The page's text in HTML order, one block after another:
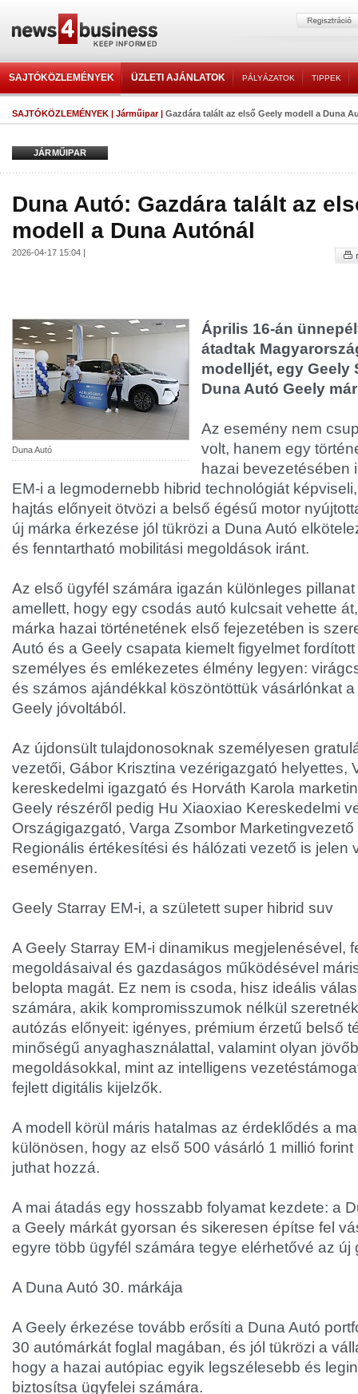
SAJTÓKÖZLEMÉNYEK ÜZLETI AJÁNLATOK PÁLYÁZATOK TIPPEK
SAJTÓKÖZLEMÉNYEK | Járműipar| Gazdára talált az első Geely modell a Duna
JÁRMŰIPAR
Duna Autó: Gazdára talált az
modell a Duna Autónál
2026-04-17 15:04 |
Duna Autó
Április 16-án
átadtak
modelljét, egy Geely
Duna Autó Geely
Az esemény nem
volt, hanem egy
hazai bevezetésében
EM-i a legmodernebb hibrid technológiát
hajtás előnyeit ötvözi a belső égésű motor
új márka érkezése jól tükrözi a Duna Autó
és fenntartható mobilitási megoldások iránt.
Az első ügyfél számára igazán különleges
amellett, hogy egy csodás autó kulcsait vehette
márka hazai történetének első fejezetében is
Autó és a Geely csapata kiemelt figyelmet
személyes és emlékezetes élmény legyen:
és számos ajándékkal köszöntöttük vásárlónkat
Geely jóvoltából.
Az újdonsült tulajdonosoknak személyesen
vezetői, Gábor Krisztina vezérigazgató helyettes,
kereskedelmi igazgató és Horváth Karola
Geely részéről pedig Hu Xiaoxiao Kereskedelmi
Országigazgató, Varga Zsombor
Regionális értékesítési és hálózati vezető is jelen
eseményen.
Geely Starray EM-i, a született super hibrid suv
A Geely Starray EM-i dinamikus megjelenésével,
megoldásaival és gazdaságos működésével
belopta magát. Ez nem is csoda, hisz ideális
számára, akik kompromisszumok nélkül
autózás előnyeit: igényes, prémium érzetű belső
minőségű anyaghasználattal, valamint olyan
megoldásokkal, mint az intelligens
fejlett digitális kijelzők.
A modell körül máris hatalmas az érdeklődés a
különösen, hogy az első 500 vásárló 1 millió
juthat hozzá.
A mai átadás egy hosszabb folyamat kezdete: a
a Geely márkát gyorsan és sikeresen építse fel
egyre több ügyfél számára tegye elérhetővé az új
A Duna Autó 30. márkája
A Geely érkezése tovább erősíti a Duna Autó
30 autómárkát foglal magában, és jól tükrözi a
hogy a hazai autópiac egyik legszélesebb és
biztosítsa ügyfelei számára.